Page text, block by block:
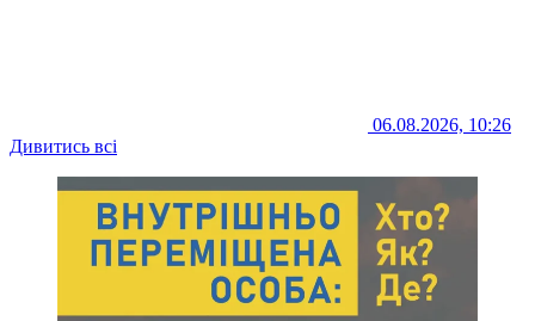
06.08.2026, 10:26
Дивитись всі